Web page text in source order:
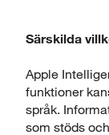
Särskilda
Apple
funktioner
språk.
som stöds